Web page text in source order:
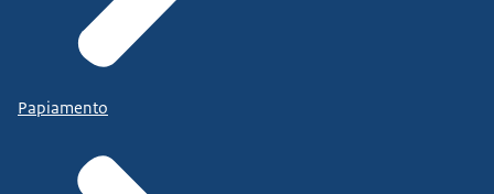
Papiamento